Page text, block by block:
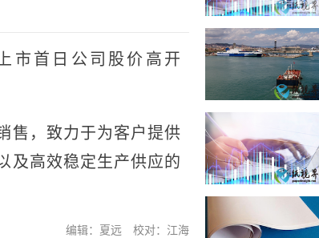
首日公司股价高开
，致力于为客户提供
及高效稳定生产供应的
编辑：夏远 校对：江海